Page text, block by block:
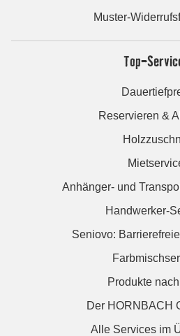
Muster-
Top-
Reservieren &
Anhänger- und
Handwerker-
Seniovo:
Produkte
Der HORNBACH
Alle Services im